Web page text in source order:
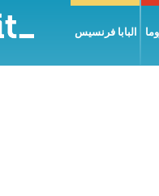
البابا فرنسيس